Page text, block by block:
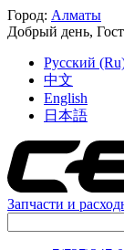
Город: Алматы
Добрый день,
Русский
中文
English
日本語
Запчасти и